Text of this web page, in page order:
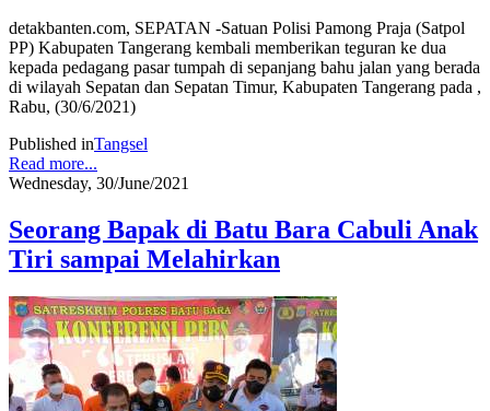
detakbanten.com, SEPATAN -Satuan Polisi Pamong Praja (Satpol
PP) Kabupaten Tangerang kembali memberikan teguran ke dua
kepada pedagang pasar tumpah di sepanjang bahu jalan yang berada
di wilayah Sepatan dan Sepatan Timur, Kabupaten Tangerang pada ,
Rabu, (30/6/2021)
Published inTangsel
Read more...
Wednesday, 30/June/2021
Seorang Bapak di Batu Bara Cabuli Anak
Tiri sampai Melahirkan